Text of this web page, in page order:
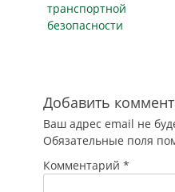
недостоверная
информация, то
обратятся в
Роскомнадзор с…
транспортной
безопасности
Добавить
Ваш адрес email не
Обязательные поля
Комментарий *